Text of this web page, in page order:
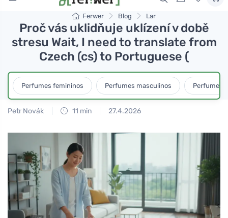
Ferwer Blog Lar
Proč vás uklidňuje uklízení v době
stresu Wait, I need to translate from
Czech (cs) to Portuguese (
Perfumes femininos Perfumes masculinos Perfumes
Petr Novák 11 min 27.4.2026